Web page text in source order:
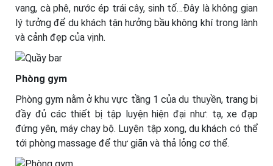
vang, cà phê, nước ép trái cây, sinh tố…Đây là không gian
lý tưởng để du khách tận hưởng bầu không khí trong lành
và cảnh đẹp của vịnh.
Phòng gym
Phòng gym nằm ở khu vực tầng 1 của du thuyền, trang bị
đầy đủ các thiết bị tập luyện hiện đại như: tạ, xe đạp
đứng yên, máy chạy bộ. Luyện tập xong, du khách có thể
tới phòng massage để thư giãn và thả lỏng cơ thể.